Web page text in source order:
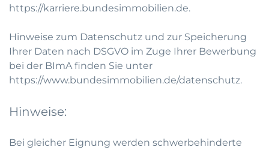
https://karriere.bundesimmobilien.de.
Hinweise zum Datenschutz und zur Speicherung
Ihrer Daten nach DSGVO im Zuge Ihrer Bewerbung
bei der BImA finden Sie unter
https://www.bundesimmobilien.de/datenschutz.
Hinweise:
Bei gleicher Eignung werden schwerbehinderte